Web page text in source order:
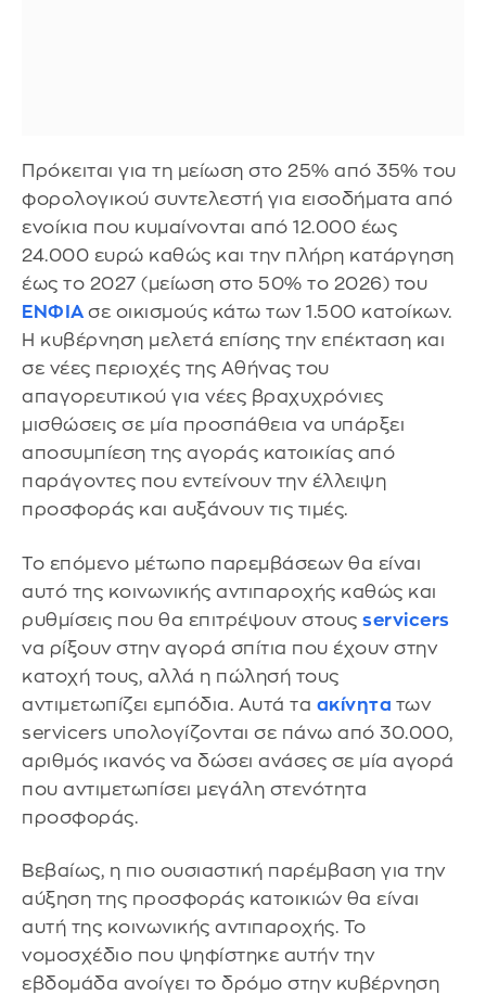
Πρόκειται για τη μείωση στο 25% από 35% του
φορολογικού συντελεστή για εισοδήματα από
ενοίκια που κυμαίνονται από 12.000 έως
24.000 ευρώ καθώς και την πλήρη κατάργηση
έως το 2027 (μείωση στο 50% το 2026) του
ΕΝΦΙΑ σε οικισμούς κάτω των 1.500 κατοίκων.
Η κυβέρνηση μελετά επίσης την επέκταση και
σε νέες περιοχές της Αθήνας του
απαγορευτικού για νέες βραχυχρόνιες
μισθώσεις σε μία προσπάθεια να υπάρξει
αποσυμπίεση της αγοράς κατοικίας από
παράγοντες που εντείνουν την έλλειψη
προσφοράς και αυξάνουν τις τιμές.
Το επόμενο μέτωπο παρεμβάσεων θα είναι
αυτό της κοινωνικής αντιπαροχής καθώς και
ρυθμίσεις που θα επιτρέψουν στους servicers
να ρίξουν στην αγορά σπίτια που έχουν στην
κατοχή τους, αλλά η πώλησή τους
αντιμετωπίζει εμπόδια. Αυτά τα ακίνητα των
servicers υπολογίζονται σε πάνω από 30.000,
αριθμός ικανός να δώσει ανάσες σε μία αγορά
που αντιμετωπίσει μεγάλη στενότητα
προσφοράς.
Βεβαίως, η πιο ουσιαστική παρέμβαση για την
αύξηση της προσφοράς κατοικιών θα είναι
αυτή της κοινωνικής αντιπαροχής. Το
νομοσχέδιο που ψηφίστηκε αυτήν την
εβδομάδα ανοίγει το δρόμο στην κυβέρνηση